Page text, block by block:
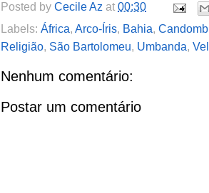
Posted by Cecile Az at 00:30
Labels: África, Arco-Íris, Bahia,
Religião, São Bartolomeu, Umbanda,
Nenhum comentário:
Postar um comentário